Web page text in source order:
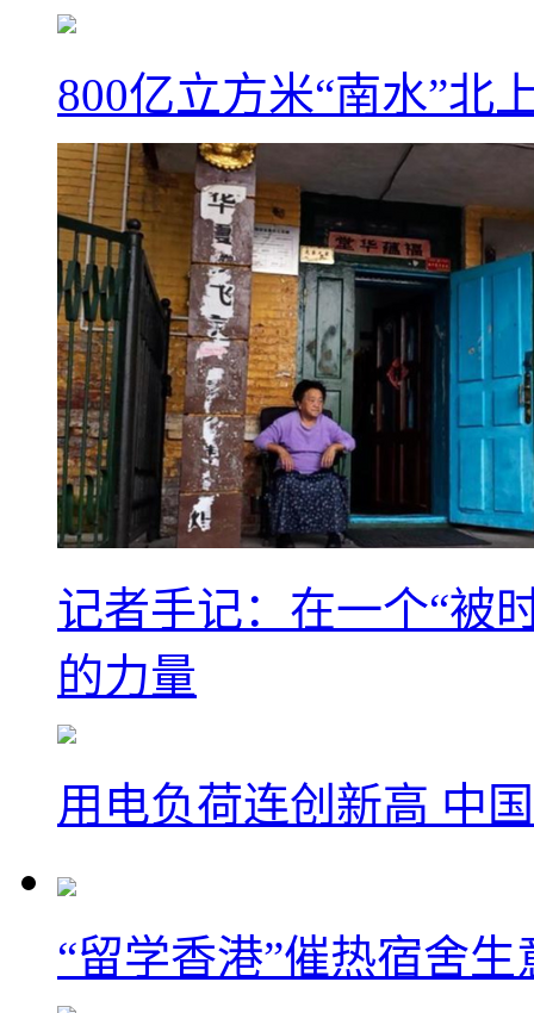
800亿立方米“南水”北
记者手记：在一个“被
的力量
用电负荷连创新高 中
“留学香港”催热宿舍